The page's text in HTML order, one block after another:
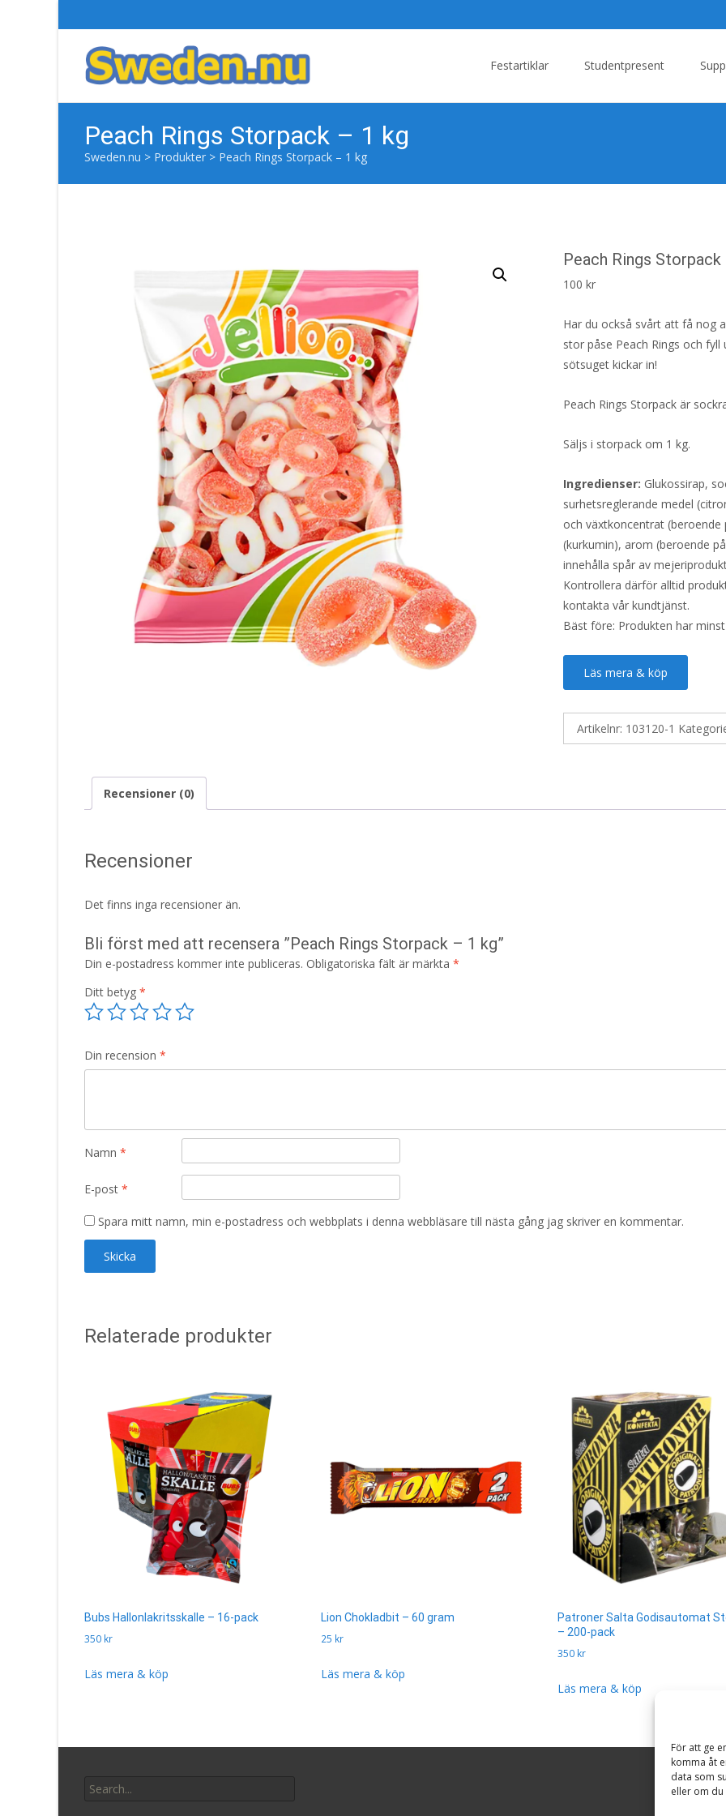
För att ge
komma åt
data som
eller om
Festartiklar Studentpresent
Peach Rings Storpack – 1 kg
Sweden.nu > Produkter > Peach Rings Storpack – 1 kg
Peach Rings
100 kr
Har du också svårt att få nog
stor påse Peach Rings och
sötsuget kickar in!
Peach Rings Storpack är
Säljs i storpack om 1 kg.
Ingredienser: Glukossirap,
surhetsreglerande medel
och växtkoncentrat
(kurkumin), arom (beroende
innehålla spår av
Kontrollera därför alltid
kontakta vår kundtjänst.
Bäst före: Produkten har
Läs mera & köp
Artikelnr: 103120-1
Recensioner (0)
Recensioner
Det finns inga recensioner än.
Bli först med att recensera ”Peach Rings Storpack – 1 kg”
Din e-postadress kommer inte publiceras. Obligatoriska fält är märkta *
Ditt betyg *
Din recension *
Namn *
E-post *
Spara mitt namn, min e-postadress och webbplats i denna webbläsare till nästa gång jag skriver en kommentar.
Relaterade produkter
Bubs Hallonlakritsskalle – 16-pack
350 kr
Läs mera & köp
Lion Chokladbit – 60 gram
25 kr
Läs mera & köp
Patroner Salta Godisautomat
– 200-pack
350 kr
Läs mera & köp
for: